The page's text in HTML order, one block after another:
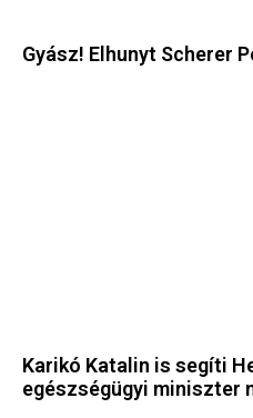
Gyász! Elhunyt Scherer
Karikó Katalin is segíti
egészségügyi miniszter